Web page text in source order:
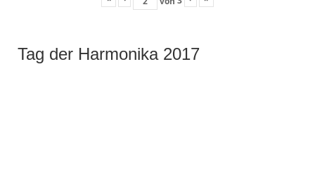
Tag der Harmonika 2017